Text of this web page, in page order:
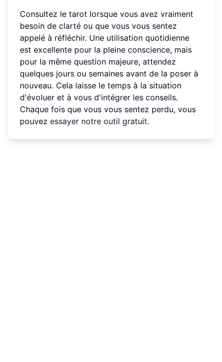
Consultez le tarot lorsque vous avez vraiment
besoin de clarté ou que vous vous sentez
appelé à réfléchir. Une utilisation quotidienne
est excellente pour la pleine conscience, mais
pour la même question majeure, attendez
quelques jours ou semaines avant de la poser à
nouveau. Cela laisse le temps à la situation
d'évoluer et à vous d'intégrer les conseils.
Chaque fois que vous vous sentez perdu, vous
pouvez essayer notre outil gratuit.